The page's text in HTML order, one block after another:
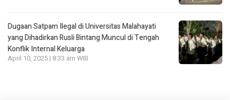
Dugaan Satpam Ilegal di Universitas Malahayati
yang Dihadirkan Rusli Bintang Muncul di Tengah
Konflik Internal Keluarga
April 10, 2025 | 8:33 am WIB